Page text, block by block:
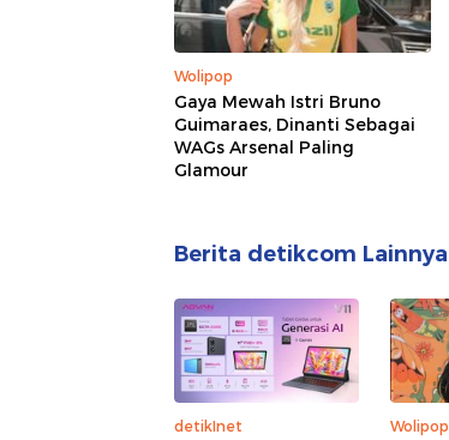
Wolipop
Gaya Mewah Istri Bruno
Guimaraes, Dinanti Sebagai
WAGs Arsenal Paling
Glamour
Berita detikcom Lainnya
detikInet Wolipop